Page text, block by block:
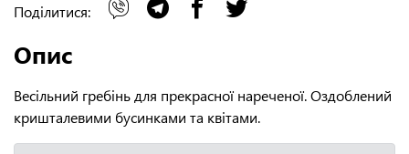
Поділитися:
Опис
Весільний гребінь для прекрасної нареченої. Оздоблений
кришталевими бусинками та квітами.